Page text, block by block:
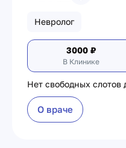
Невролог
3000 ₽
В Клинике
Нет свободных слотов
О враче